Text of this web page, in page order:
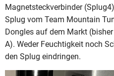
Magnetsteckverbinder
Splug vom Team Mountain
Dongles auf dem Markt
A). Weder Feuchtigkeit noch
den Splug eindringen.